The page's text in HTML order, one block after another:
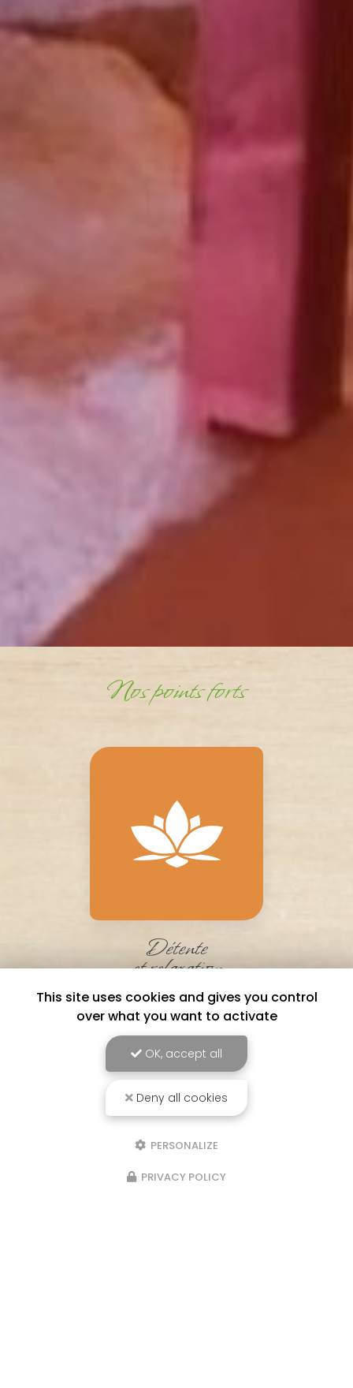
Nos points forts
Détente
et relaxation
This site uses cookies and gives you control
over what you want to activate
OK, accept all
Deny all cookies
PERSONALIZE
PRIVACY POLICY